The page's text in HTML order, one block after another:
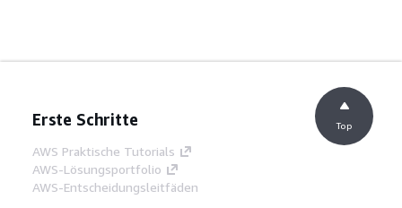
Erste Schritte
AWS Praktische Tutorials
AWS-Lösungsportfolio
AWS-Entscheidungsleitfäden
Top